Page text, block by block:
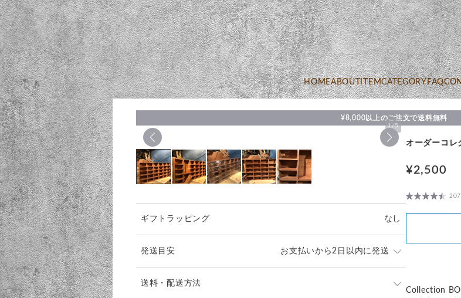
HOMEABOUTITEMCATEGORYFAQ
¥8,000以上のご注文で送料無料
1/5
ギフトラッピング なし
発送目安 お支払いから2日以内に発送
ヤマト運輸着払い160サイズになります。
送料・配送方法
オーダーコレ
¥2,500
207
Collection